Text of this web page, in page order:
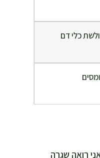
כלי דם
רואה שגרה